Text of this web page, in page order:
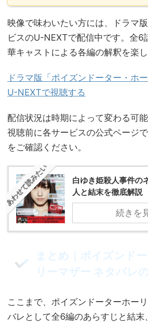
映像で味わいたい方には、ドラマ
ビスのU-NEXTで配信中です。全6
華キャストによる各編の解釈を楽し
ドラマ版「ポイズンドーター・ホ
U-NEXTで視聴する
配信状況は時期によって変わる可能
視聴前に各サービスの公式ページ
をご確認ください。
あわせて読みたい
白ゆき姫殺人事件の
人と結末を徹底解説
続きを
まとめ｜ポイズンド
リーマザー ネタバレ
ここまで、ポイズンドーターホー
バレとして全6編のあらすじと結末